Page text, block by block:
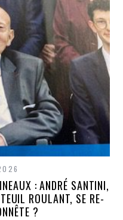
: ANDRÉ SANTINI,
ROULANT, SE RE-
?